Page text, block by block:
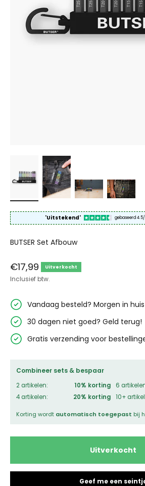
'Uitstekend' gebaseerd
BUTSER Set Afbouw
Aanbiedingsprijs
€17,99 Uitverkocht
Inclusief btw.
Vandaag besteld? Morgen in
30 dagen niet goed? Geld terug!
Gratis verzending voor
Combineer sets & bespaar
2 artikelen:
10% korting
4 artikelen:
20% korting
6
10+
Korting wordt automatisch toegepast bij
Uitverkocht
Geef me een